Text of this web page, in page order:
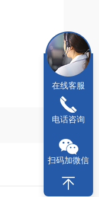
在线客服
电话咨询
扫码加微信